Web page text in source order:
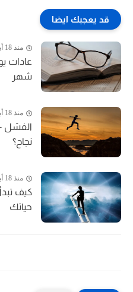
قد يعجبك ايضا
منذ 18 أيام
عادات
شهر
منذ 18 أيام
الفشل -
نجاح؟
منذ 18 أيام
حياتك